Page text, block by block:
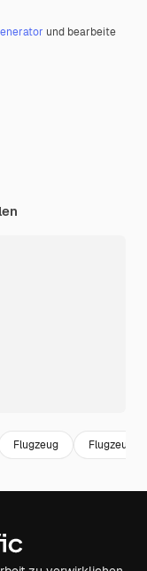
und bearbeite
Flugzeug Flugzeug